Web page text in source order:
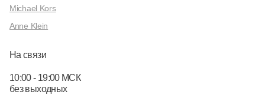
Michael Kors
Anne Klein
На связи
10:00 - 19:00 МСК
без выходных